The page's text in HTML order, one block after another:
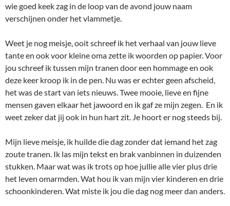
wie goed keek zag in de loop van de avond jouw naam
verschijnen onder het vlammetje.
Weet je nog meisje, ooit schreef ik het verhaal van jouw lieve
tante en ook voor kleine oma zette ik woorden op papier. Voor
jou schreef ik tussen mijn tranen door een hommage en ook
deze keer kroop ik in de pen. Nu was er echter geen afscheid,
het was de start van iets nieuws. Twee mooie, lieve en fijne
mensen gaven elkaar het jawoord en ik gaf ze mijn zegen. En ik
weet zeker dat jij ook in hun hart zit. Je hoort er nog steeds bij.
Mijn lieve meisje, ik huilde die dag zonder dat iemand het zag
zoute tranen. Ik las mijn tekst en brak vanbinnen in duizenden
stukken. Maar wat was ik trots op hoe jullie alle vier plus drie
het leven omarmden. Wat hou ik van mijn vier kinderen en drie
schoonkinderen. Wat miste ik jou die dag nog meer dan anders.